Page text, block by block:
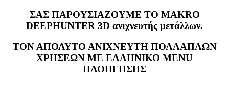
ΣΑΣ ΠΑΡΟΥΣΙΑΖΟΥΜΕ ΤΟ MAKRO
DEEPHUNTER 3D ανιχνευτής μετάλλων.
ΤΟΝ ΑΠΟΛΥΤΟ ΑΝΙΧΝΕΥΤΗ ΠΟΛΛΑΠΛΩΝ
ΧΡΗΣΕΩΝ ΜΕ ΕΛΛΗΝΙΚΟ MENU
ΠΛΟΗΓΗΣΗΣ